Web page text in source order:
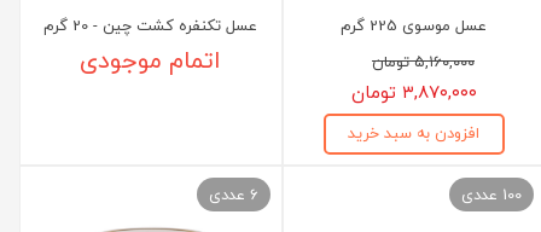
عسل موسوی 225 گرم
۵,۱۶۰,۰۰۰ تومان
۳,۸۷۰,۰۰۰ تومان
افزودن به سبد خرید
عسل تکنفره کشت چین - 20 گرم
اتمام موجودی
100 عددی 6 عددی